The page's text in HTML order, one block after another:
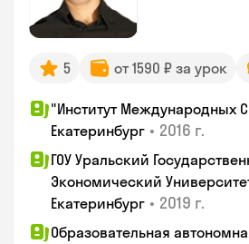
5 от 1590 ₽ за урок
"Институт Международных
Екатеринбург • 2016 г.
ГОУ Уральский
Экономический
Екатеринбург • 2019 г.
Образовательная